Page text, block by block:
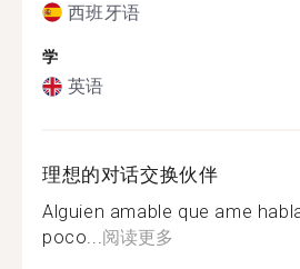
西班牙语
学
英语
理想的对话交换伙伴
Alguien amable que ame
poco...阅读更多